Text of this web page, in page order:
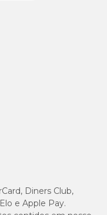
Diners Club,
e Apple Pay.